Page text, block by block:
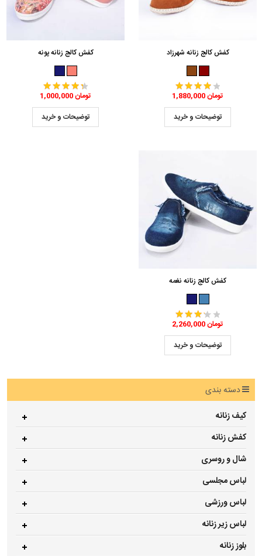
کفش کالج زنانه شهرزاد
1,880,000 تومان
توضیحات و خرید
کفش کالج زنانه پونه
1,000,000 تومان
توضیحات و خرید
کفش کالج زنانه نغمه
2,260,000 تومان
توضیحات و خرید
دسته بندی
کیف زنانه
کفش زنانه
شال و روسری
لباس مجلسی
لباس ورزشی
لباس زیر زنانه
بلوز زنانه